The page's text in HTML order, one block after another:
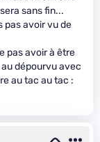
sans fin...
pas avoir vu de
pas avoir à être
dépourvu avec
au tac au tac :